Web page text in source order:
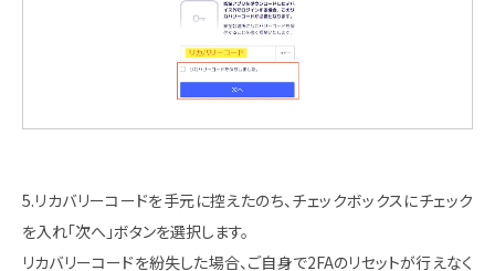
5.リカバリーコードを手元に控えたのち、チェックボックスにチェック
を入れ「次へ」ボタンを選択します。
リカバリーコードを紛失した場合、ご自身で2FAのリセットが行えなく